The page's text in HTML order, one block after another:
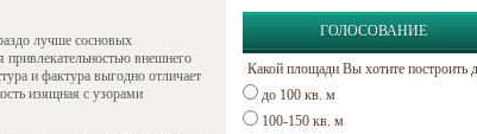
ГОЛОСОВАНИЕ
Какой площади Вы хотите построить
до 100 кв. м
100-150 кв. м
лучше сосновых
внешнего
и фактура выгодно отличает
изящная с узорами